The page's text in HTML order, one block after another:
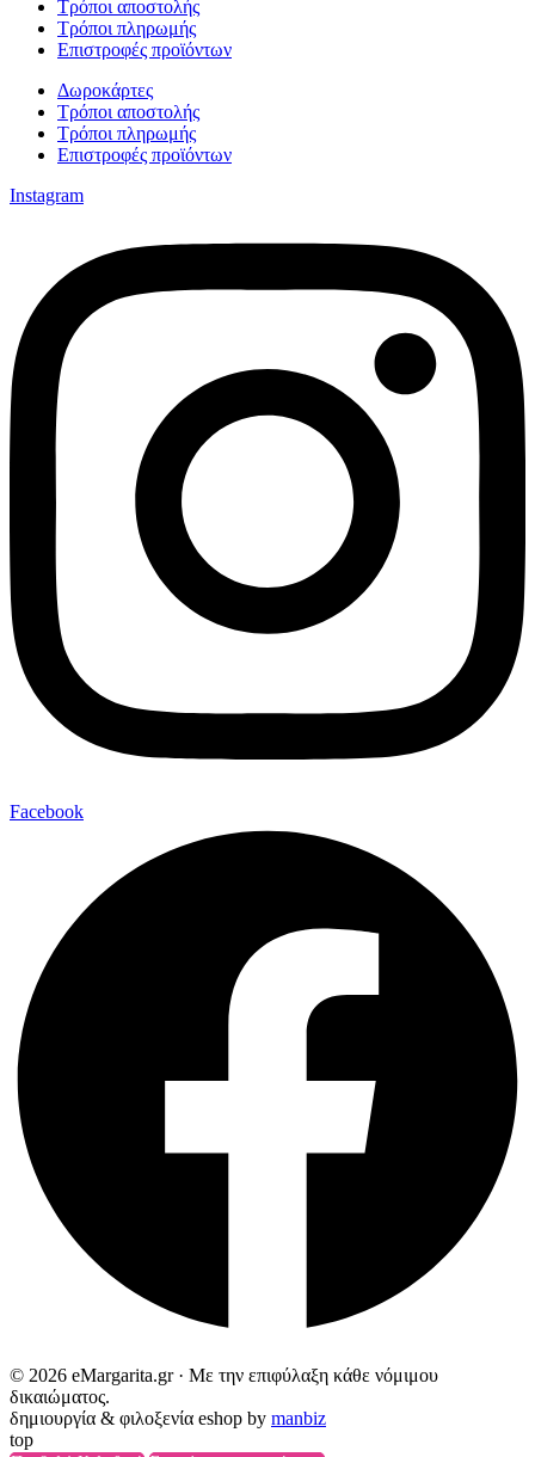
Τρόποι αποστολής
Τρόποι πληρωμής
Επιστροφές προϊόντων
Δωροκάρτες
Τρόποι αποστολής
Τρόποι πληρωμής
Επιστροφές προϊόντων
Instagram
Facebook
© 2026 eMargarita.gr · Με την επιφύλαξη κάθε νόμιμου
δικαιώματος.
δημιουργία & φιλοξενία eshop by manbiz
top